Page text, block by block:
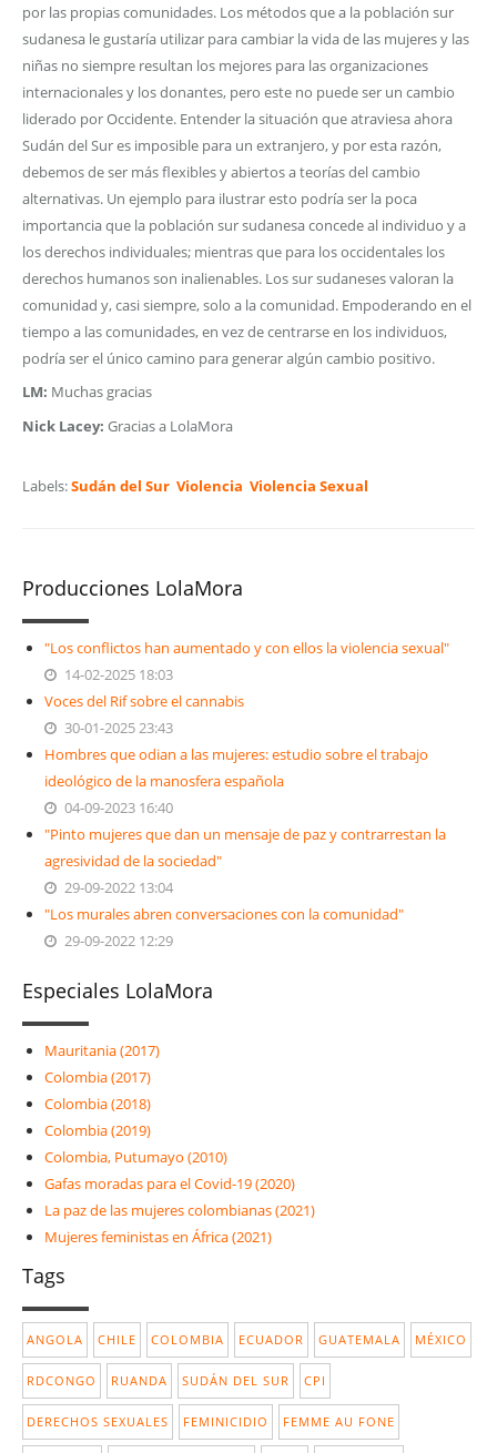
por las propias comunidades. Los métodos que a la población sur
sudanesa le gustaría utilizar para cambiar la vida de las mujeres y las
niñas no siempre resultan los mejores para las organizaciones
internacionales y los donantes, pero este no puede ser un cambio
liderado por Occidente. Entender la situación que atraviesa ahora
Sudán del Sur es imposible para un extranjero, y por esta razón,
debemos de ser más flexibles y abiertos a teorías del cambio
alternativas. Un ejemplo para ilustrar esto podría ser la poca
importancia que la población sur sudanesa concede al individuo y a
los derechos individuales; mientras que para los occidentales los
derechos humanos son inalienables. Los sur sudaneses valoran la
comunidad y, casi siempre, solo a la comunidad. Empoderando en el
tiempo a las comunidades, en vez de centrarse en los individuos,
podría ser el único camino para generar algún cambio positivo.
LM: Muchas gracias
Nick Lacey: Gracias a LolaMora
Labels:Sudán del Sur Violencia Violencia Sexual
Producciones LolaMora
"Los conflictos han aumentado y con ellos la violencia sexual"
14-02-2025 18:03
Voces del Rif sobre el cannabis
30-01-2025 23:43
Hombres que odian a las mujeres: estudio sobre el trabajo
ideológico de la manosfera española
04-09-2023 16:40
"Pinto mujeres que dan un mensaje de paz y contrarrestan la
agresividad de la sociedad"
29-09-2022 13:04
"Los murales abren conversaciones con la comunidad"
29-09-2022 12:29
Especiales LolaMora
Mauritania (2017)
Colombia (2017)
Colombia (2018)
Colombia (2019)
Colombia, Putumayo (2010)
Gafas moradas para el Covid-19 (2020)
La paz de las mujeres colombianas (2021)
Mujeres feministas en África (2021)
Tags
ANGOLA CHILE COLOMBIA ECUADOR GUATEMALA MÉXICO
RDCONGO RUANDA SUDÁN DEL SUR CPI
DERECHOS SEXUALES FEMINICIDIO FEMME AU FONE